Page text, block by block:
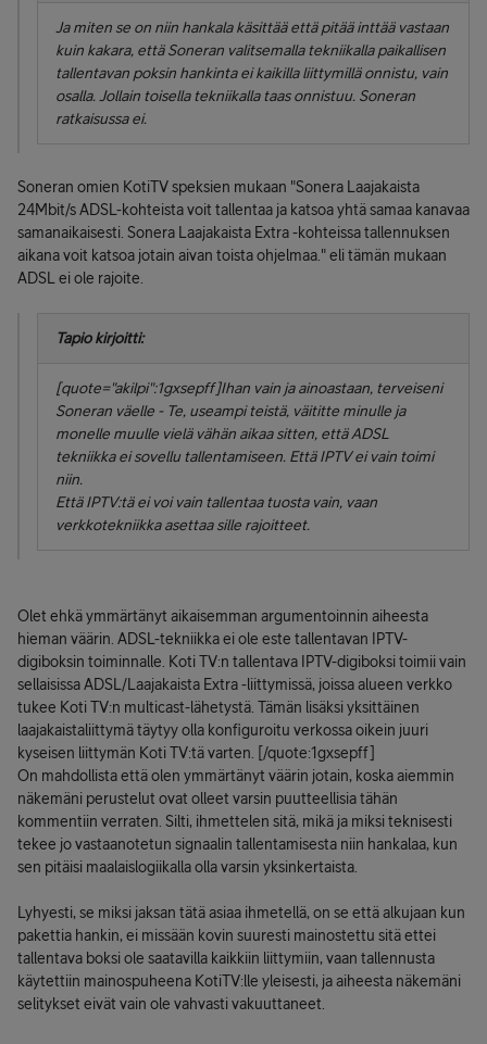
Ja miten se on niin hankala käsittää että pitää inttää vastaan
kuin kakara, että Soneran valitsemalla tekniikalla paikallisen
tallentavan poksin hankinta ei kaikilla liittymillä onnistu, vain
osalla. Jollain toisella tekniikalla taas onnistuu. Soneran
ratkaisussa ei.
Soneran omien KotiTV speksien mukaan "Sonera Laajakaista
24Mbit/s ADSL-kohteista voit tallentaa ja katsoa yhtä samaa kanavaa
samanaikaisesti. Sonera Laajakaista Extra -kohteissa tallennuksen
aikana voit katsoa jotain aivan toista ohjelmaa." eli tämän mukaan
ADSL ei ole rajoite.
Tapio kirjoitti:
[quote="akilpi":1gxsepff]Ihan vain ja ainoastaan, terveiseni
Soneran väelle - Te, useampi teistä, väititte minulle ja
monelle muulle vielä vähän aikaa sitten, että ADSL
tekniikka ei sovellu tallentamiseen. Että IPTV ei vain toimi
niin.
Että IPTV:tä ei voi vain tallentaa tuosta vain, vaan
verkkotekniikka asettaa sille rajoitteet.
Olet ehkä ymmärtänyt aikaisemman argumentoinnin aiheesta
hieman väärin. ADSL-tekniikka ei ole este tallentavan IPTV-
digiboksin toiminnalle. Koti TV:n tallentava IPTV-digiboksi toimii vain
sellaisissa ADSL/Laajakaista Extra -liittymissä, joissa alueen verkko
tukee Koti TV:n multicast-lähetystä. Tämän lisäksi yksittäinen
laajakaistaliittymä täytyy olla konfiguroitu verkossa oikein juuri
kyseisen liittymän Koti TV:tä varten. [/quote:1gxsepff]
On mahdollista että olen ymmärtänyt väärin jotain, koska aiemmin
näkemäni perustelut ovat olleet varsin puutteellisia tähän
kommentiin verraten. Silti, ihmettelen sitä, mikä ja miksi teknisesti
tekee jo vastaanotetun signaalin tallentamisesta niin hankalaa, kun
sen pitäisi maalaislogiikalla olla varsin yksinkertaista.
Lyhyesti, se miksi jaksan tätä asiaa ihmetellä, on se että alkujaan kun
pakettia hankin, ei missään kovin suuresti mainostettu sitä ettei
tallentava boksi ole saatavilla kaikkiin liittymiin, vaan tallennusta
käytettiin mainospuheena KotiTV:lle yleisesti, ja aiheesta näkemäni
selitykset eivät vain ole vahvasti vakuuttaneet.